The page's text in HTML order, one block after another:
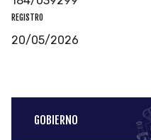
REGISTRO
20/05/2026
GOBIERNO